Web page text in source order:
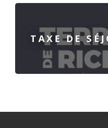
TAXE DE